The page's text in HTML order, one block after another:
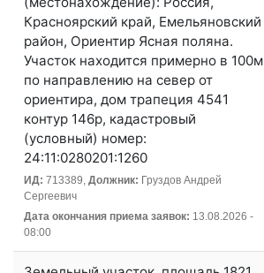
Красноярский край, Емельяновский
район, Ориентир Ясная поляна.
Участок находится примерно в 100м
по направлению на север от
ориентира, дом трапеция 4541
контур 146р, кадастровый
(условный) номер:
24:11:0280201:1260
ИД: 713389, Должник: Груздов Андрей
Сергеевич
Дата окончания приема заявок: 13.08.2026 -
08:00